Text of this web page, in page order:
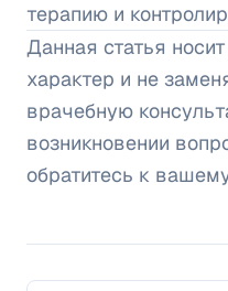
терапию и
Данная статья
характер и не
врачебную
возникновении
обратитесь к